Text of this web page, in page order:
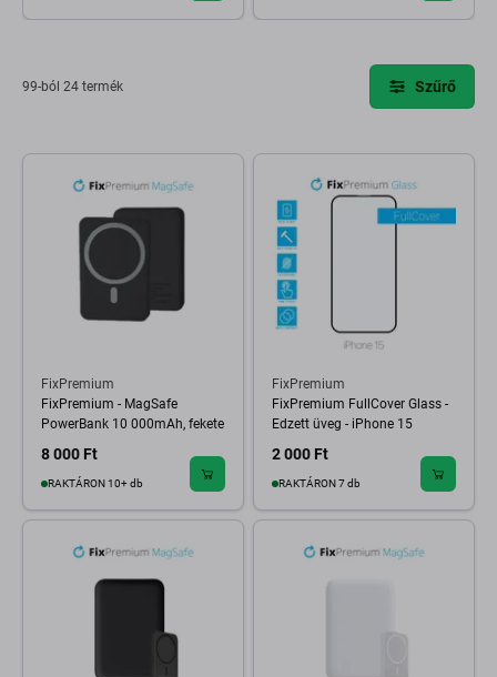
99-ból 24 termék Szűrő
FixPremium
FixPremium - MagSafe
PowerBank 10 000mAh, fekete
8 000 Ft
RAKTÁRON 10+ db
FixPremium
FixPremium FullCover Glass -
Edzett üveg - iPhone 15
2 000 Ft
RAKTÁRON 7 db